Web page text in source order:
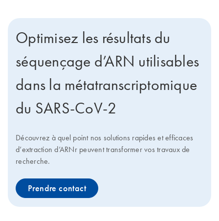
Optimisez les résultats du
séquençage d’ARN utilisables
dans la métatranscriptomique
du SARS-CoV-2
Découvrez à quel point nos solutions rapides et efficaces
d’extraction d’ARNr peuvent transformer vos travaux de
recherche.
Prendre contact